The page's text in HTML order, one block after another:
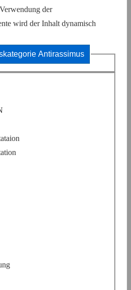
der
wird der Inhalt dynamisch
Antirassimus